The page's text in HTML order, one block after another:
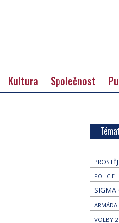
Kultura Společnost
POLICIE
SIGMA
ARMÁDA
VOLBY